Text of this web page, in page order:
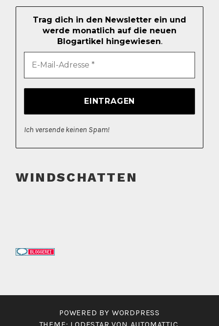
Trag dich in den Newsletter ein und
werde monatlich auf die neuen
Blogartikel hingewiesen.
Ich versende keinen Spam!
WINDSCHATTEN
POWERED BY WORDPRESS